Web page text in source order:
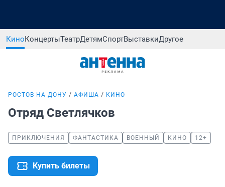
КиноКонцертыТеатрДетямСпортВыставкиДругое
РОСТОВ-НА-ДОНУ АФИША КИНО
Отряд Светлячков
ПРИКЛЮЧЕНИЯ ФАНТАСТИКА ВОЕННЫЙ КИНО 12+
Купить билеты